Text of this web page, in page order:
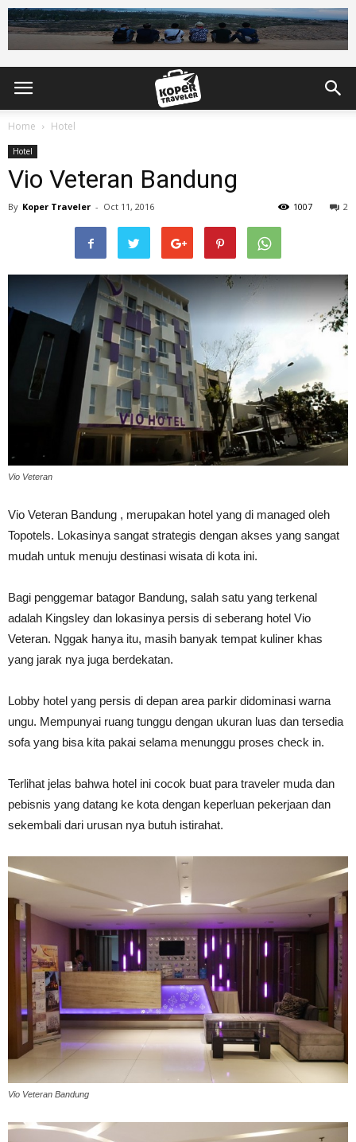
Home Hotel
Hotel
Vio Veteran Bandung
By Koper Traveler - Oct 11, 2016 2
1007
Vio Veteran
Vio Veteran Bandung , merupakan hotel yang di managed oleh
Topotels. Lokasinya sangat strategis dengan akses yang sangat
mudah untuk menuju destinasi wisata di kota ini.
Bagi penggemar batagor Bandung, salah satu yang terkenal
adalah Kingsley dan lokasinya persis di seberang hotel Vio
Veteran. Nggak hanya itu, masih banyak tempat kuliner khas
yang jarak nya juga berdekatan.
Lobby hotel yang persis di depan area parkir didominasi warna
ungu. Mempunyai ruang tunggu dengan ukuran luas dan tersedia
sofa yang bisa kita pakai selama menunggu proses check in.
Terlihat jelas bahwa hotel ini cocok buat para traveler muda dan
pebisnis yang datang ke kota dengan keperluan pekerjaan dan
sekembali dari urusan nya butuh istirahat.
Vio Veteran Bandung